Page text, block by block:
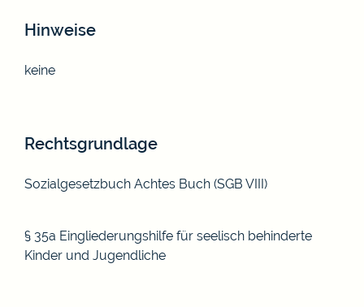
Hinweise
keine
Rechtsgrundlage
Sozialgesetzbuch Achtes Buch (SGB VIII)
§ 35a Eingliederungshilfe für seelisch behinderte
Kinder und Jugendliche